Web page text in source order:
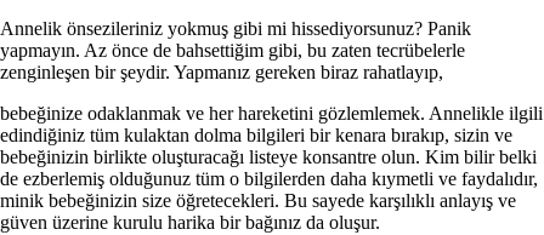
Annelik önsezileriniz yokmuş gibi mi hisse­diyorsunuz? Panik
yapmayın. Az önce de bah­settiğim gibi, bu zaten tecrübelerle
zenginleşen bir şeydir. Yapmanız gereken biraz rahatlayıp,
bebeğinize odaklanmak ve her hareketini göz­lemlemek. Annelikle ilgili
edindiğiniz tüm ku­laktan dolma bilgileri bir kenara bırakıp, sizin ve
bebeğinizin birlikte oluşturacağı listeye kon­santre olun. Kim bilir belki
de ezberlemiş oldu­ğunuz tüm o bilgilerden daha kıymetli ve faydalıdır,
minik bebeğinizin size öğretecekleri. Bu sayede karşılıklı anlayış ve
güven üzerine kuru­lu harika bir bağınız da oluşur.